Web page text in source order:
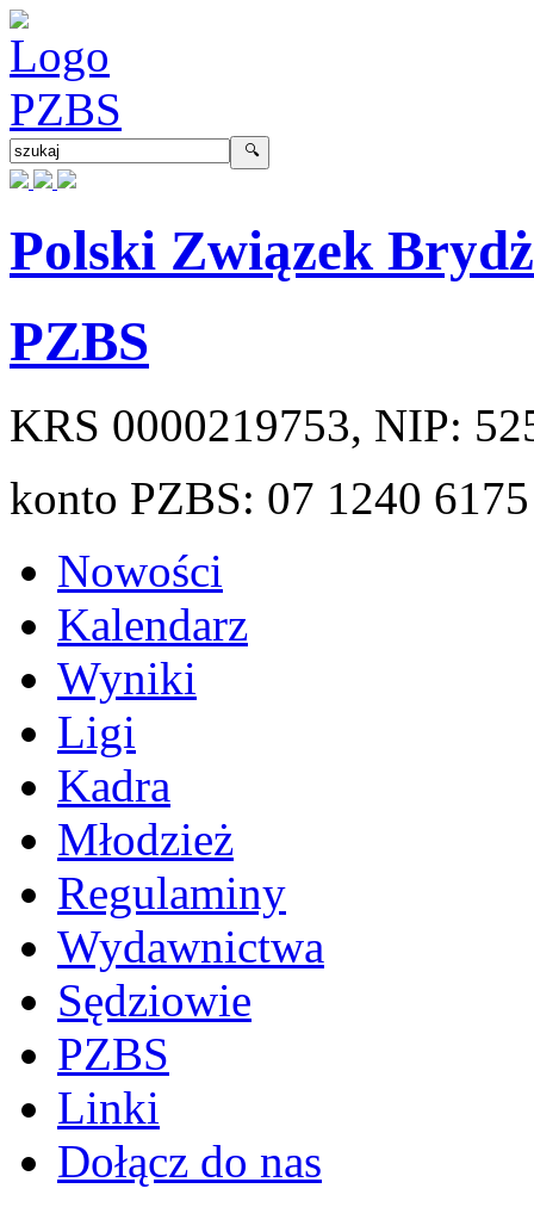
Polski Związek
PZBS
KRS 0000219753, NIP:
konto PZBS: 07 1240
Nowości
Kalendarz
Wyniki
Ligi
Kadra
Młodzież
Regulaminy
Wydawnictwa
Sędziowie
PZBS
Linki
Dołącz do nas